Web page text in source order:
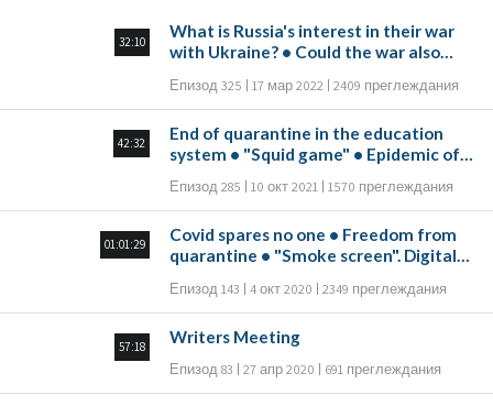
32:10
What is Russia's interest in their war
with Ukraine? • Could the war also
possible to make reconciliation
between Israelis and Palestinians as
between Russians and Ukrainians? •
How can we be joyful at times when
children are being killed in such a
difficult war?
Епизод 325 17 мар 2022 2409 преглеждания
42:32
End of quarantine in the education
system • "Squid game" • Epidemic of
strike • "The doctor has been given
the right to heal"
Епизод 285 10 окт 2021 1570 преглеждания
01:01:29
Covid spares no one • Freedom from
quarantine • "Smoke screen". Digital
young people
Епизод 143 4 окт 2020 2349 преглеждания
57:18
Writers Meeting
Епизод 83 27 апр 2020 691 преглеждания